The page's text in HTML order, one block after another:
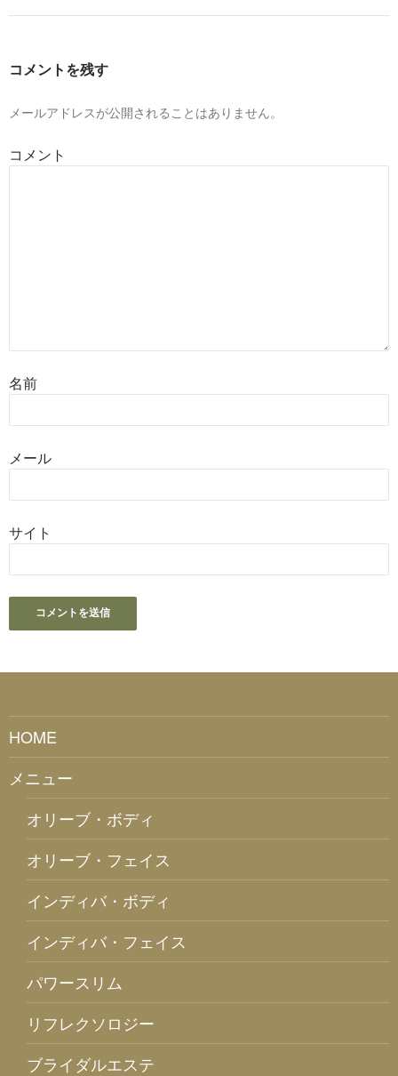
コメントを残す
メールアドレスが公開されることはありません。
コメント
名前
メール
サイト
HOME
メニュー
オリーブ・ボディ
オリーブ・フェイス
インディバ・ボディ
インディバ・フェイス
パワースリム
リフレクソロジー
ブライダルエステ